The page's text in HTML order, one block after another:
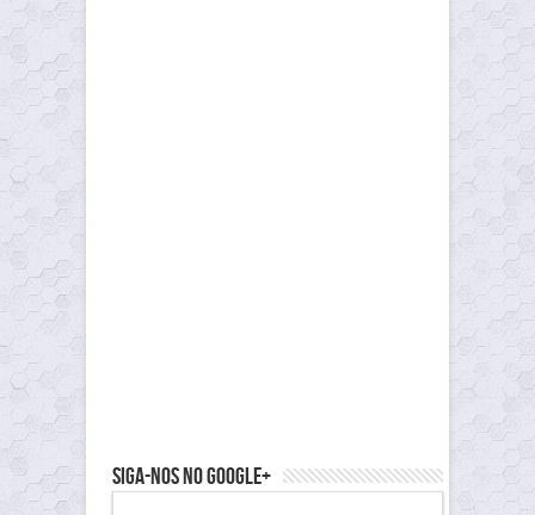
Siga-nos no Google+